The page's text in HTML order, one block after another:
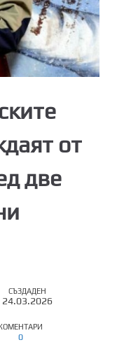
от
две
СЪЗДАДЕН
24.03.2026
0